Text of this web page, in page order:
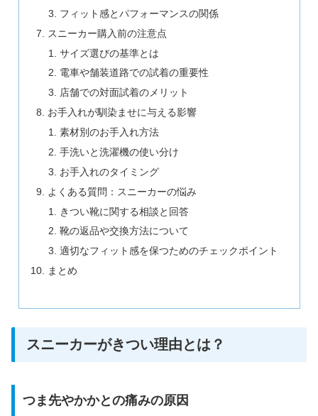
フィット感とパフォーマンスの関係
スニーカー購入前の注意点
サイズ選びの基準とは
電車や舗装道路での試着の重要性
店舗での対面試着のメリット
お手入れが馴染ませに与える影響
素材別のお手入れ方法
手洗いと洗濯機の使い分け
お手入れのタイミング
よくある質問：スニーカーの悩み
きつい靴に関する相談と回答
靴の返品や交換方法について
適切なフィット感を保つためのチェックポイント
まとめ
スニーカーがきつい理由とは？
つま先やかかとの痛みの原因